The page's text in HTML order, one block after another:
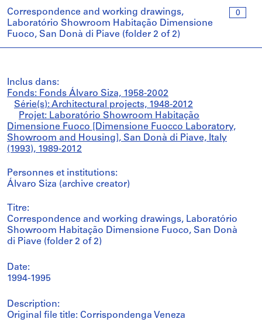
0
Correspondence and working drawings,
Laboratório Showroom Habitação Dimensione
Fuoco, San Donà di Piave (folder 2 of 2)
Inclus dans:
Fonds: Fonds Álvaro Siza, 1958-2002
Série(s): Architectural projects, 1948-2012
Projet: Laboratório Showroom Habitação
Dimensione Fuoco [Dimensione Fuocco Laboratory,
Showroom and Housing], San Donà di Piave, Italy
(1993), 1989-2012
Personnes et institutions:
Álvaro Siza (archive creator)
Titre:
Correspondence and working drawings, Laboratório
Showroom Habitação Dimensione Fuoco, San Donà
di Piave (folder 2 of 2)
Date:
1994-1995
Description:
Original file title: Corrispondenga Veneza